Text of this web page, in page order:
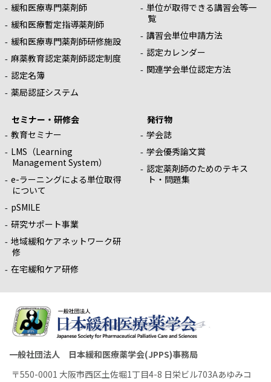
緩和医療専門薬剤師
緩和医療暫定指導薬剤師
緩和医療専門薬剤師研修施設
麻薬教育認定薬剤師認定制度
認定名簿
薬局認証システム
単位が取得できる講習会等一
覧
講習会単位申請方法
認定カレンダー
関連学会単位認定方法
セミナー・研修会
教育セミナー
LMS（Learning
Management System）
e-ラーニングによる単位取得
について
pSMILE
研究サポート事業
地域緩和ケアネットワーク研
修
在宅緩和ケア研修
発行物
学会誌
学会優秀論文賞
認定薬剤師のためのテキス
ト・問題集
一般社団法人 日本緩和医療薬学会(JPPS)事務局
〒550-0001 大阪市西区土佐堀1丁目4-8 日栄ビル703Aあゆみコ